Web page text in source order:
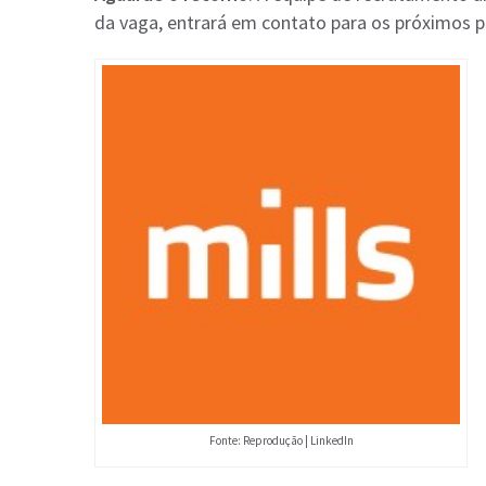
da vaga, entrará em contato para os próximos
Fonte: Reprodução | LinkedIn